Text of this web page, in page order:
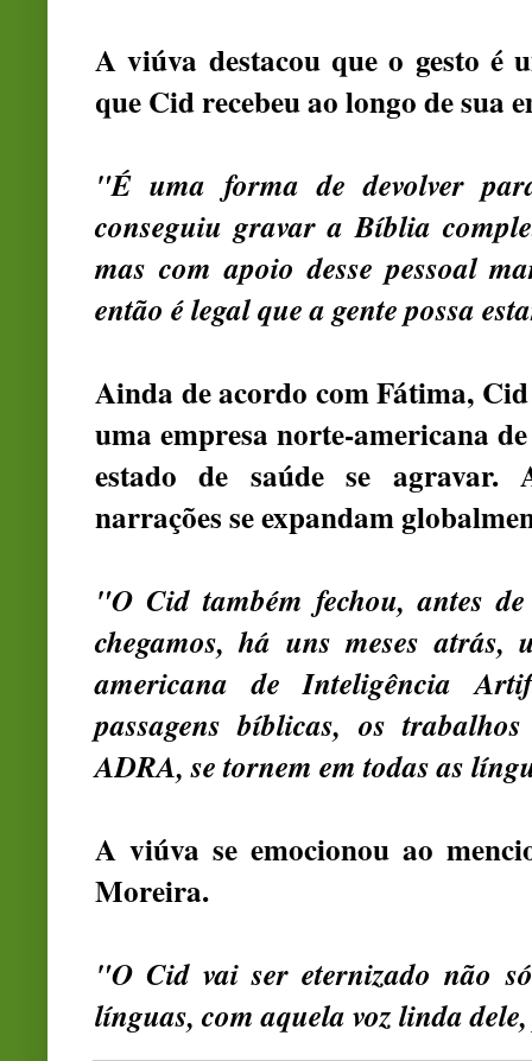
A viúva destacou que o gesto
que Cid recebeu ao longo de sua
"É uma forma de devolver
conseguiu gravar a Bíblia
mas com apoio desse pessoal
então é legal que a gente possa
Ainda de acordo com Fátima,
uma empresa norte-americana
estado de saúde se
narrações se expandam
"O Cid também fechou, antes
chegamos, há uns meses
americana de Inteligência
passagens bíblicas, os
ADRA, se tornem em todas as
A viúva se emocionou ao
Moreira.
"O Cid vai ser eternizado não
línguas, com aquela voz linda